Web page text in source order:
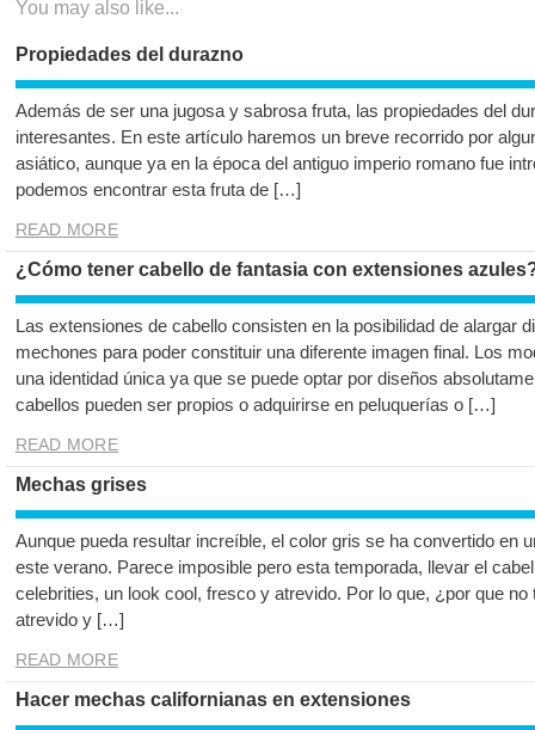
You may also like...
Propiedades del durazno
Además de ser una jugosa y sabrosa fruta, las propiedades del
interesantes. En este artículo haremos un breve recorrido por
asiático, aunque ya en la época del antiguo imperio romano fue
podemos encontrar esta fruta de […]
READ MORE
¿Cómo tener cabello de fantasia con extensiones
Las extensiones de cabello consisten en la posibilidad de alargar
mechones para poder constituir una diferente imagen final. Los
una identidad única ya que se puede optar por diseños
cabellos pueden ser propios o adquirirse en peluquerías o […]
READ MORE
Mechas grises
Aunque pueda resultar increíble, el color gris se ha convertido en
este verano. Parece imposible pero esta temporada, llevar el
celebrities, un look cool, fresco y atrevido. Por lo que, ¿por que
atrevido y […]
READ MORE
Hacer mechas californianas en extensiones